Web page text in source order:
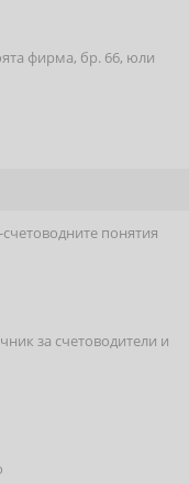
фирма, бр. 66, юли
понятия
за счетоводители и